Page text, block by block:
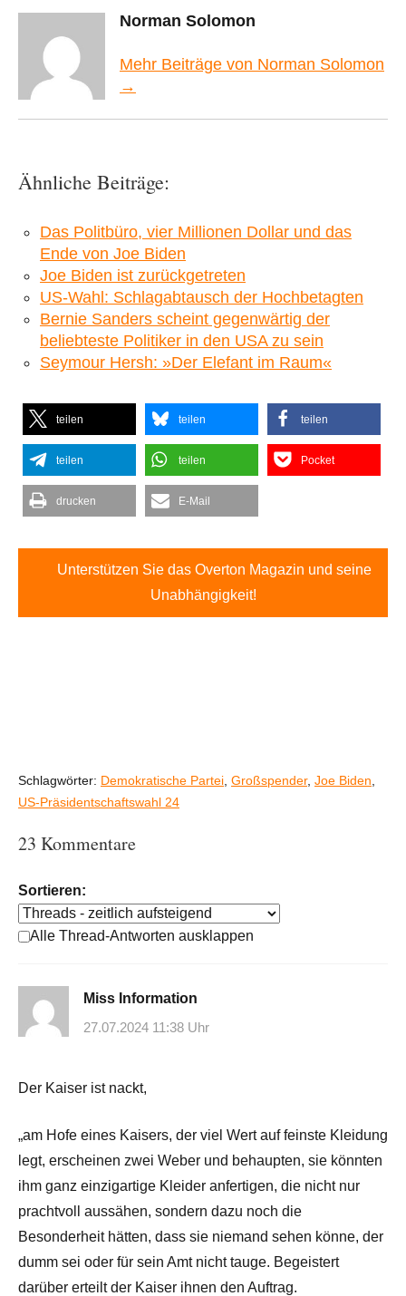
Norman Solomon
Mehr Beiträge von Norman Solomon
→
Ähnliche Beiträge:
Das Politbüro, vier Millionen Dollar und das
Ende von Joe Biden
Joe Biden ist zurückgetreten
US-Wahl: Schlagabtausch der Hochbetagten
Bernie Sanders scheint gegenwärtig der
beliebteste Politiker in den USA zu sein
Seymour Hersh: »Der Elefant im Raum«
teilen teilen teilen
teilen teilen Pocket
drucken E-Mail
Unterstützen Sie das Overton Magazin und seine
Unabhängigkeit!
Schlagwörter: Demokratische Partei, Großspender, Joe Biden,
US-Präsidentschaftswahl 24
23 Kommentare
Sortieren:
Alle Thread-Antworten ausklappen
Miss Information
27.07.2024 11:38 Uhr
Der Kaiser ist nackt,
„am Hofe eines Kaisers, der viel Wert auf feinste Kleidung
legt, erscheinen zwei Weber und behaupten, sie könnten
ihm ganz einzigartige Kleider anfertigen, die nicht nur
prachtvoll aussähen, sondern dazu noch die
Besonderheit hätten, dass sie niemand sehen könne, der
dumm sei oder für sein Amt nicht tauge. Begeistert
darüber erteilt der Kaiser ihnen den Auftrag.